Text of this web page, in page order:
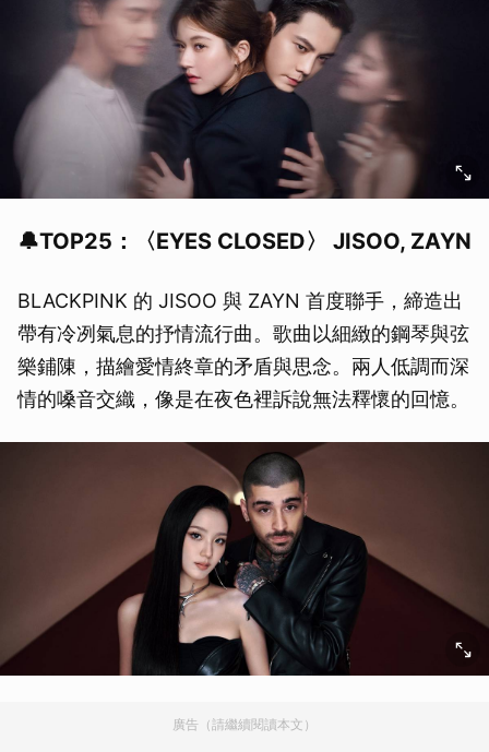
🔔TOP25：〈EYES CLOSED〉 JISOO, ZAYN
BLACKPINK 的 JISOO 與 ZAYN 首度聯手，締造出
帶有冷冽氣息的抒情流行曲。歌曲以細緻的鋼琴與弦
樂鋪陳，描繪愛情終章的矛盾與思念。兩人低調而深
情的嗓音交織，像是在夜色裡訴說無法釋懷的回憶。
廣告（請繼續閱讀本文）